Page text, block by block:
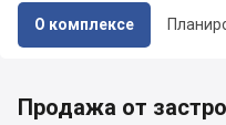
О комплексе
Продажа от